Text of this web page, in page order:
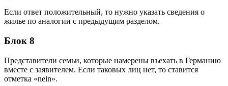
Если ответ положительный, то нужно указать сведения о
жилье по аналогии с предыдущим разделом.
Блок 8
Представители семьи, которые намерены въехать в Германию
вместе с заявителем. Если таковых лиц нет, то ставится
отметка «nein».